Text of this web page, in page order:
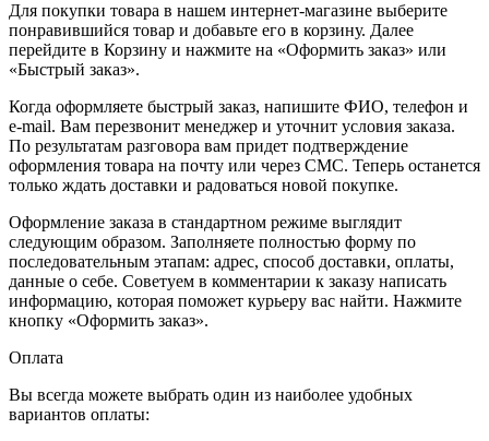
Для покупки товара в нашем интернет-магазине выберите
понравившийся товар и добавьте его в корзину. Далее
перейдите в Корзину и нажмите на «Оформить заказ» или
«Быстрый заказ».
Когда оформляете быстрый заказ, напишите ФИО, телефон и
e-mail. Вам перезвонит менеджер и уточнит условия заказа.
По результатам разговора вам придет подтверждение
оформления товара на почту или через СМС. Теперь останется
только ждать доставки и радоваться новой покупке.
Оформление заказа в стандартном режиме выглядит
следующим образом. Заполняете полностью форму по
последовательным этапам: адрес, способ доставки, оплаты,
данные о себе. Советуем в комментарии к заказу написать
информацию, которая поможет курьеру вас найти. Нажмите
кнопку «Оформить заказ».
Оплата
Вы всегда можете выбрать один из наиболее удобных
вариантов оплаты: